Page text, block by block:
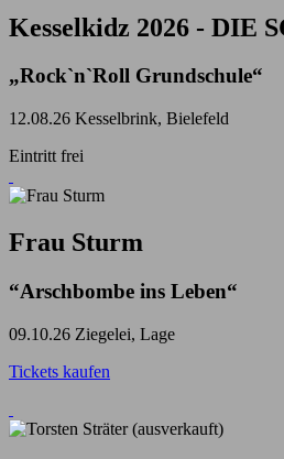
Kesselkidz 2026 - DIE
„Rock`n`Roll Grundschule“
12.08.26 Kesselbrink, Bielefeld
Eintritt frei
Frau Sturm
“Arschbombe ins Leben“
09.10.26 Ziegelei, Lage
Tickets kaufen